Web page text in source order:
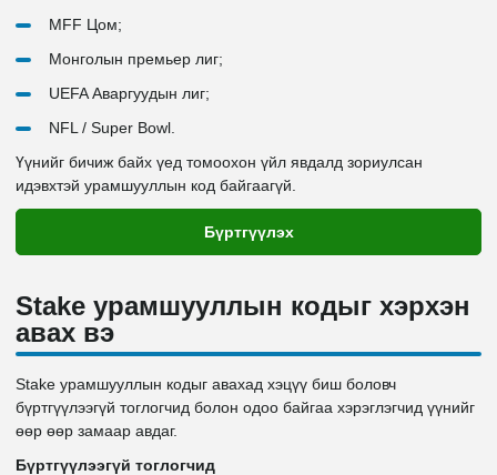
MFF Цом;
Монголын премьер лиг;
UEFA Аваргуудын лиг;
NFL / Super Bowl.
Үүнийг бичиж байх үед томоохон үйл явдалд зориулсан
идэвхтэй урамшууллын код байгаагүй.
Бүртгүүлэх
Stake урамшууллын кодыг хэрхэн
авах вэ
Stake урамшууллын кодыг авахад хэцүү биш боловч
бүртгүүлээгүй тоглогчид болон одоо байгаа хэрэглэгчид үүнийг
өөр өөр замаар авдаг.
Бүртгүүлээгүй тоглогчид